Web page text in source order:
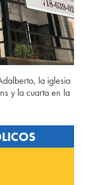
la iglesia
y la cuarta en la